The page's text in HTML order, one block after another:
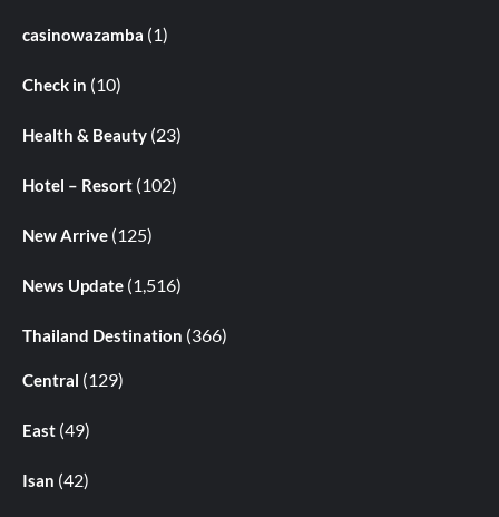
casinowazamba (1)
Check in (10)
Health & Beauty (23)
Hotel – Resort (102)
New Arrive (125)
News Update (1,516)
Thailand Destination (366)
Central (129)
East (49)
Isan (42)